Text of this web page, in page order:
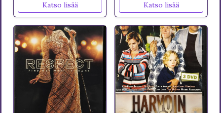
Katso lisää Katso lisää